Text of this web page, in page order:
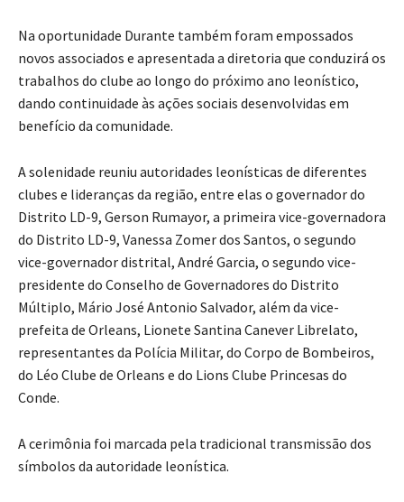
Na oportunidade Durante também foram empossados
novos associados e apresentada a diretoria que conduzirá os
trabalhos do clube ao longo do próximo ano leonístico,
dando continuidade às ações sociais desenvolvidas em
benefício da comunidade.
A solenidade reuniu autoridades leonísticas de diferentes
clubes e lideranças da região, entre elas o governador do
Distrito LD-9, Gerson Rumayor, a primeira vice-governadora
do Distrito LD-9, Vanessa Zomer dos Santos, o segundo
vice-governador distrital, André Garcia, o segundo vice-
presidente do Conselho de Governadores do Distrito
Múltiplo, Mário José Antonio Salvador, além da vice-
prefeita de Orleans, Lionete Santina Canever Librelato,
representantes da Polícia Militar, do Corpo de Bombeiros,
do Léo Clube de Orleans e do Lions Clube Princesas do
Conde.
A cerimônia foi marcada pela tradicional transmissão dos
símbolos da autoridade leonística.